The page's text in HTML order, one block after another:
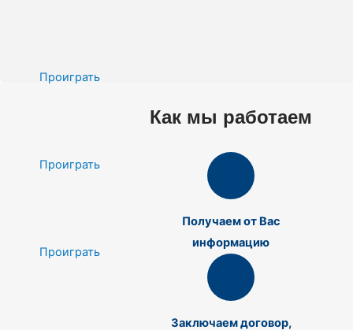
Проиграть
Проиграть
Проиграть
Как мы работаем
Получаем от Вас
информацию
Заключаем договор,